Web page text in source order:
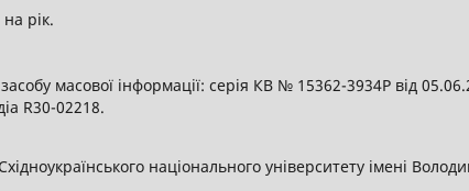
рік.
масової інформації: серія КВ № 15362-3934Р від
R30-02218.
національного університету імені